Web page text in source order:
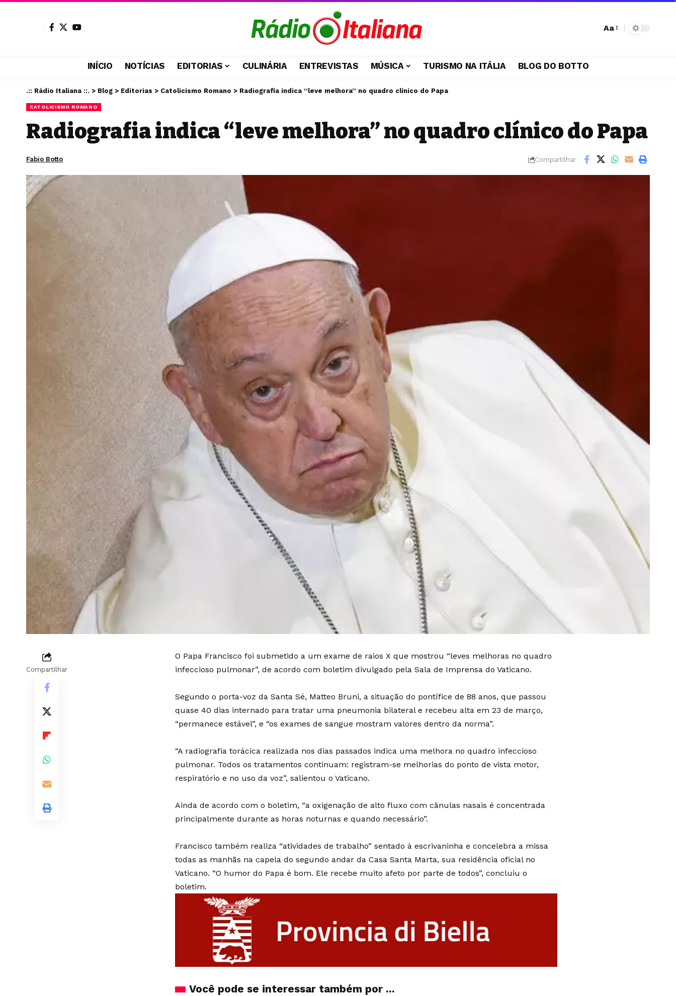
Aa
INÍCIO NOTÍCIAS EDITORIAS CULINÁRIA ENTREVISTAS MÚSICA TURISMO NA ITÁLIA BLOG DO BOTTO
.:: Rádio Italiana ::. > Blog > Editorias > Catolicismo Romano > Radiografia indica “leve melhora” no quadro clínico do Papa
CATOLICISMO ROMANO
Radiografia indica “leve melhora” no quadro clínico do Papa
Fabio Botto Compartilhar
Compartilhar
O Papa Francisco foi submetido a um exame de raios X que mostrou “leves melhoras no quadro
infeccioso pulmonar”, de acordo com boletim divulgado pela Sala de Imprensa do Vaticano.
Segundo o porta-voz da Santa Sé, Matteo Bruni, a situação do pontífice de 88 anos, que passou
quase 40 dias internado para tratar uma pneumonia bilateral e recebeu alta em 23 de março,
“permanece estável”, e “os exames de sangue mostram valores dentro da norma”.
“A radiografia torácica realizada nos dias passados indica uma melhora no quadro infeccioso
pulmonar. Todos os tratamentos continuam: registram-se melhorias do ponto de vista motor,
respiratório e no uso da voz”, salientou o Vaticano.
Ainda de acordo com o boletim, “a oxigenação de alto fluxo com cânulas nasais é concentrada
principalmente durante as horas noturnas e quando necessário”.
Francisco também realiza “atividades de trabalho” sentado à escrivaninha e concelebra a missa
todas as manhãs na capela do segundo andar da Casa Santa Marta, sua residência oficial no
Vaticano. “O humor do Papa é bom. Ele recebe muito afeto por parte de todos”, concluiu o
boletim.
Você pode se interessar também por ...